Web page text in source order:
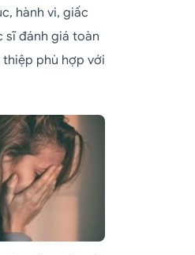
hành vi, giấc
sĩ đánh giá toàn
phù hợp với